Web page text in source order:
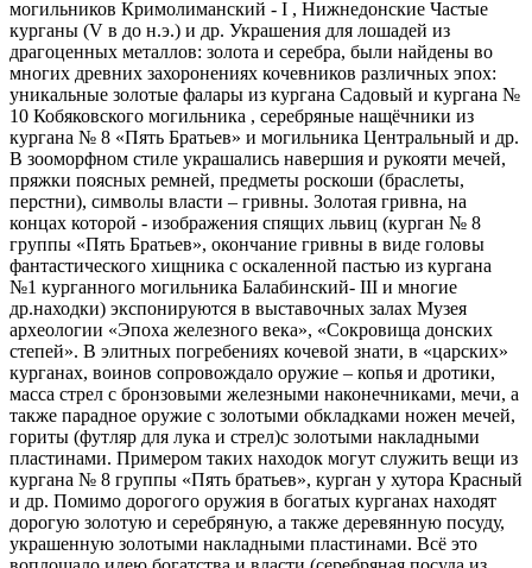
могильников Кримолиманский - I , Нижнедонские Частые
курганы (V в до н.э.) и др. Украшения для лошадей из
драгоценных металлов: золота и серебра, были найдены во
многих древних захоронениях кочевников различных эпох:
уникальные золотые фалары из кургана Садовый и кургана №
10 Кобяковского могильника , серебряные нащёчники из
кургана № 8 «Пять Братьев» и могильника Центральный и др.
В зооморфном стиле украшались навершия и рукояти мечей,
пряжки поясных ремней, предметы роскоши (браслеты,
перстни), символы власти – гривны. Золотая гривна, на
концах которой - изображения спящих львиц (курган № 8
группы «Пять Братьев», окончание гривны в виде головы
фантастического хищника с оскаленной пастью из кургана
№1 курганного могильника Балабинский- III и многие
др.находки) экспонируются в выставочных залах Музея
археологии «Эпоха железного века», «Сокровища донских
степей». В элитных погребениях кочевой знати, в «царских»
курганах, воинов сопровождало оружие – копья и дротики,
масса стрел с бронзовыми железными наконечниками, мечи, а
также парадное оружие с золотыми обкладками ножен мечей,
гориты (футляр для лука и стрел)с золотыми накладными
пластинами. Примером таких находок могут служить вещи из
кургана № 8 группы «Пять братьев», курган у хутора Красный
и др. Помимо дорогого оружия в богатых курганах находят
дорогую золотую и серебряную, а также деревянную посуду,
украшенную золотыми накладными пластинами. Всё это